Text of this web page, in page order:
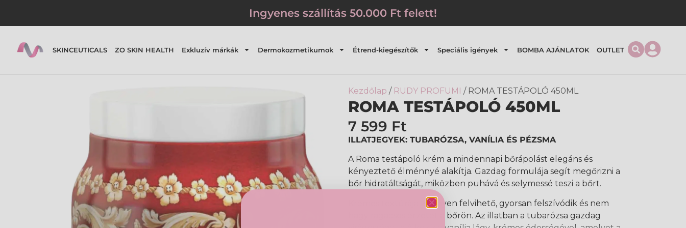
Ingyenes szállítás 50.000 Ft felett!
SKINCEUTICALS ZO SKIN HEALTH Exkluzív márkák Dermokozmetikumok Étrend-kiegészítők Speciális igények BOMBA AJÁNLATOK OUTLET
Kezdőlap / RUDY PROFUMI / ROMA TESTÁPOLÓ 450ML
ROMA TESTÁPOLÓ 450ML
7 599 Ft
ILLATJEGYEK: TUBARÓZSA, VANÍLIA ÉS PÉZSMA
A Roma testápoló krém a mindennapi bőrápolást elegáns és
kényeztető élménnyé alakítja. Gazdag formulája segít megőrizni a
bőr hidratáltságát, miközben puhává és selymessé teszi a bőrt.
Krémes textúrája könnyen felvihető, gyorsan felszívódik és nem
hagy ragacsos érzetet a bőrön. Az illatban a tubarózsa gazdag